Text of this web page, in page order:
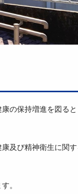
の保持増進を図る
及び精神衛生に関
。